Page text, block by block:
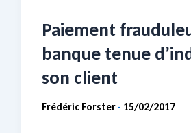
Paiement
banque tenue
son client
Frédéric Forster - 15/02/2017